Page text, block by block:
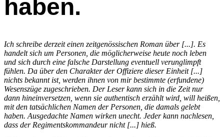
haben.
Ich schreibe derzeit einen zeitgenössischen Roman über [...]. Es
handelt sich um Personen, die möglicherweise heute noch leben
und sich durch eine falsche Darstellung eventuell verunglimpft
fühlen. Da über den Charakter der Offiziere dieser Einheit [...]
nichts bekannt ist, werden ihnen von mir bestimmte (erfundene)
Wesenszüge zugeschrieben. Der Leser kann sich in die Zeit nur
dann hineinversetzen, wenn sie authentisch erzählt wird, will heißen,
mit den tatsächlichen Namen der Personen, die damals gelebt
haben. Ausgedachte Namen wirken unecht. Jeder kann nachlesen,
dass der Regimentskommandeur nicht [...] hieß.